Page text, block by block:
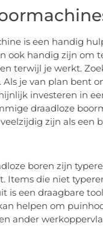
is een handig
ook handig zijn om
terwijl je werkt.
Als je van plan bent
investeren in
draadloze
zijn als een
boren zijn
Items die niet
is een draagbare
helpen om
ander